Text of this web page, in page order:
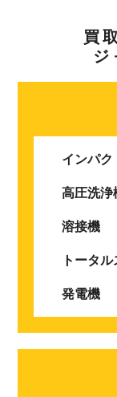
買
ジ
インパク
高圧洗浄
溶接機
トータ
発電機